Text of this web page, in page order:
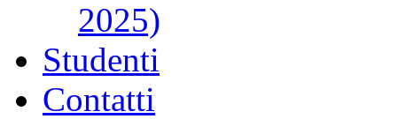
2025)
Studenti
Contatti